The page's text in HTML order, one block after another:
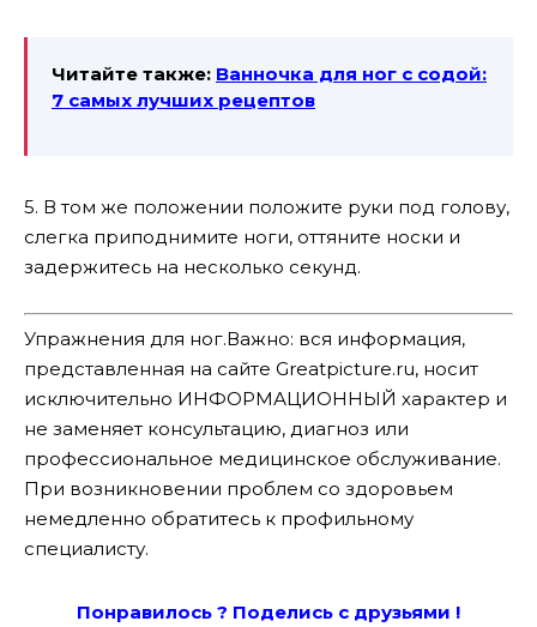
Читайте также: Ванночка для ног с содой:
7 самых лучших рецептов
5. В том же положении положите руки под голову,
слегка приподнимите ноги, оттяните носки и
задержитесь на несколько секунд.
Упражнения для ног.Важно: вся информация,
представленная на сайте Greatpicture.ru, носит
исключительно ИНФОРМАЦИОННЫЙ характер и
не заменяет консультацию, диагноз или
профессиональное медицинское обслуживание.
При возникновении проблем со здоровьем
немедленно обратитесь к профильному
специалисту.
Понравилось ? Поделись с друзьями !